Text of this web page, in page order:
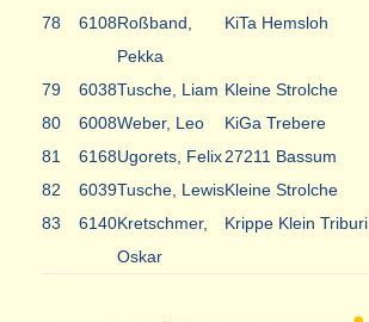
78
6108Roßband,
Pekka
KiTa Hemsloh
79 6038Tusche, Liam Kleine Strolche
80
6008Weber, Leo KiGa Trebere
81
6168Ugorets, Felix27211 Bassum
82
6039Tusche, LewisKleine Strolche
83
6140Kretschmer,
Oskar
Krippe Klein Triburi